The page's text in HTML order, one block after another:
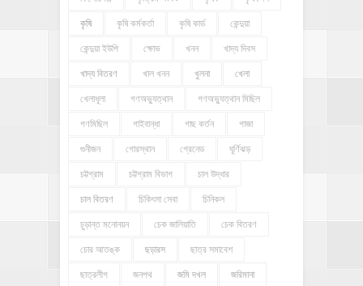
কৃষি কৃষি কর্মকর্তা কৃষি কার্ড কেন্দুয়া
কেন্দুয়া ইউপি ক্ষোভ খনন খাদ্য দিবস
খাদ্য বিতরণ খাল খনন খুলনা খেলা
খেলাধূলা গণঅভ্যুত্থান গণঅভ্যুত্থান মিছিল
গণমিছিল গাইবান্ধা গাছ কর্তন গাজা
গুনীজন গোরস্থান গ্রেনেড ঘূর্ণিঝড়
চট্টগ্রাম চট্টগ্রাম বিভাগ চাল উদ্ধার
চাল বিতরণ চিকিৎসা সেবা চিনিকল
চুড়ান্ত মনোনয়ন চেক জালিয়াতি চেক বিতরণ
চোর আতঙ্ক ছড়ারস ছাত্র সমাবেশ
ছাত্রলীগ জনপথ জমি দখল জরিমানা